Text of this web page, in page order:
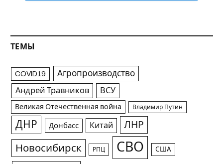
ТЕМЫ
COVID19 Агропроизводство
Андрей Травников ВСУ
Великая Отечественная война Владимир Путин
ДНР Донбасс Китай ЛНР
Новосибирск РПЦ СВО США